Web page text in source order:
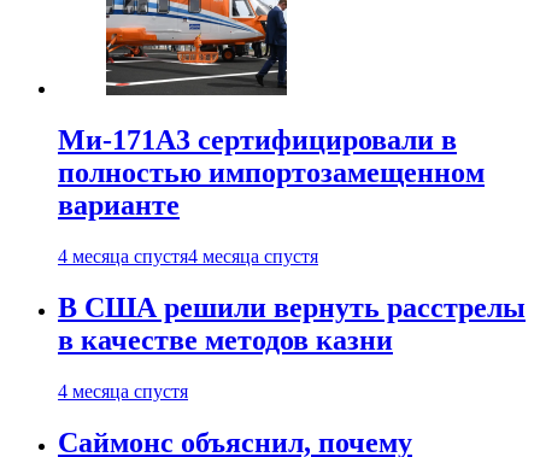
Ми-171А3 сертифицировали в
полностью импортозамещенном
варианте
4 месяца спустя4 месяца спустя
В США решили вернуть расстрелы
в качестве методов казни
4 месяца спустя
Саймонс объяснил, почему